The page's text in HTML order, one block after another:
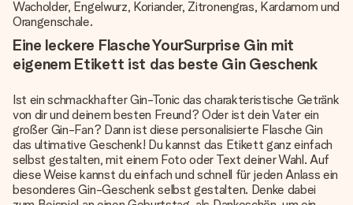
Wacholder, Engelwurz, Koriander, Zitronengras, Kardamom und
Orangenschale.
Eine leckere Flasche YourSurprise Gin mit
eigenem Etikett ist das beste Gin Geschenk
Ist ein schmackhafter Gin-Tonic das charakteristische Getränk
von dir und deinem besten Freund? Oder ist dein Vater ein
großer Gin-Fan? Dann ist diese personalisierte Flasche Gin
das ultimative Geschenk! Du kannst das Etikett ganz einfach
selbst gestalten, mit einem Foto oder Text deiner Wahl. Auf
diese Weise kannst du einfach und schnell für jeden Anlass ein
besonderes Gin-Geschenk selbst gestalten. Denke dabei